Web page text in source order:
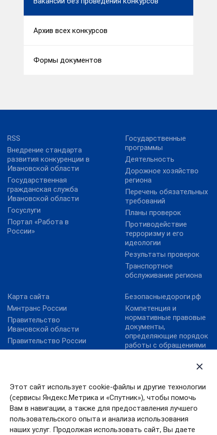
Этот сайт использует cookie-файлы и другие технологии
(сервисы Яндекс.Метрика и «Спутник»), чтобы помочь
Вам в навигации, а также для предоставления лучшего
пользовательского опыта и анализа использования
наших услуг. Продолжая использовать сайт, Вы даете
Архив всех конкурсов
Формы документов
RSS
Внедрение стандарта
развития конкуренции в
Ивановской области
Государственная
гражданская служба
Ивановской области
Госуслуги
Портал «Работа в
России»
Государственные
программы
Деятельность
Дорожное хозяйство
региона
Перечень обязательных
требований
Планы проверок
Противодействие
терроризму и его
идеологии
Результаты проверок
Транспортное
обслуживание региона
Карта сайта
Минтранс России
Правительство
Ивановской области
Правительство России
Правовой портал
Безопасныедороги.рф
Компетенция и
нормативные правовые
документы,
определяющие порядок
работы с обращениями
Личный прием
Общественная приемная
ОНФ «Карта убитых
дорог»